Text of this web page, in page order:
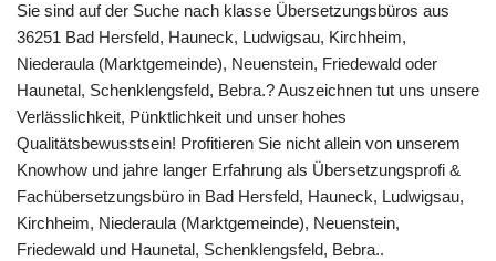
Sie sind auf der Suche nach klasse Übersetzungsbüros aus
36251 Bad Hersfeld, Hauneck, Ludwigsau, Kirchheim,
Niederaula (Marktgemeinde), Neuenstein, Friedewald oder
Haunetal, Schenklengsfeld, Bebra.? Auszeichnen tut uns unsere
Verlässlichkeit, Pünktlichkeit und unser hohes
Qualitätsbewusstsein! Profitieren Sie nicht allein von unserem
Knowhow und jahre langer Erfahrung als Übersetzungsprofi &
Fachübersetzungsbüro in Bad Hersfeld, Hauneck, Ludwigsau,
Kirchheim, Niederaula (Marktgemeinde), Neuenstein,
Friedewald und Haunetal, Schenklengsfeld, Bebra..